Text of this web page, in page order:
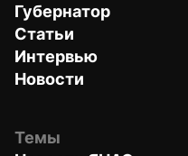
Губернатор
Статьи
Интервью
Новости
Темы